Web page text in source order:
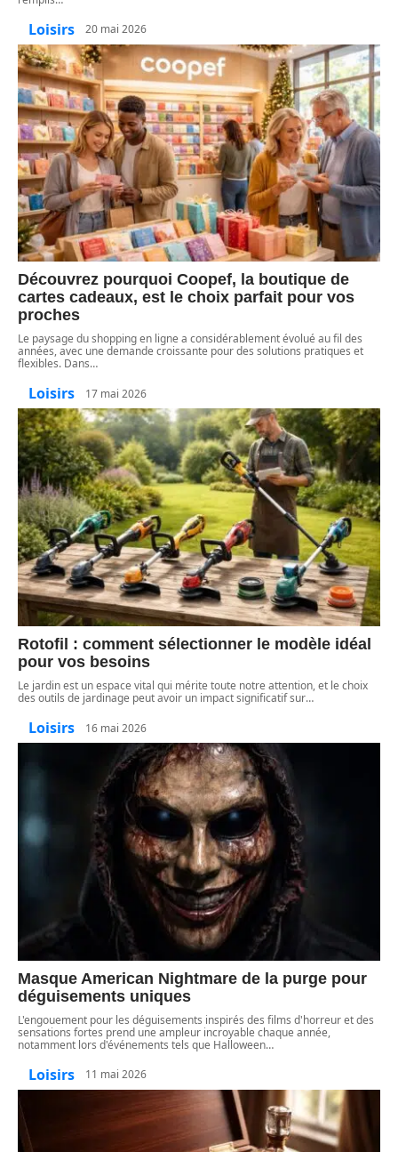
Loisirs 20 mai 2026
Découvrez pourquoi Coopef, la boutique de
cartes cadeaux, est le choix parfait pour vos
proches
Le paysage du shopping en ligne a considérablement évolué au fil des
années, avec une demande croissante pour des solutions pratiques et
flexibles. Dans…
Loisirs 17 mai 2026
Rotofil : comment sélectionner le modèle idéal
pour vos besoins
Le jardin est un espace vital qui mérite toute notre attention, et le choix
des outils de jardinage peut avoir un impact significatif sur…
Loisirs 16 mai 2026
Masque American Nightmare de la purge pour
déguisements uniques
L'engouement pour les déguisements inspirés des films d'horreur et des
sensations fortes prend une ampleur incroyable chaque année,
notamment lors d'événements tels que Halloween…
Loisirs 11 mai 2026